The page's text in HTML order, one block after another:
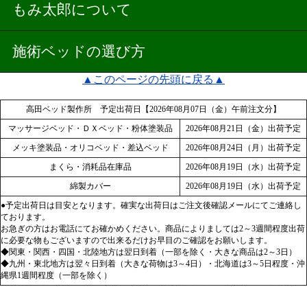
もみ太郎について
施術ベッドの選び方
▲このページの先頭に戻る▲
高田ベッド製作所 予定出荷日【2026年08月07日（金）午前注文分】
マッサージベッド・ＤＸベッド・粉体塗装品
2026年08月21日（金）出荷予定
メッキ塗装品・オリコベッド・差込ベッド
2026年08月24日（月）出荷予定
まくら・消耗品在庫品
2026年08月19日（水）出荷予定
綿製カバー
2026年08月19日（水）出荷予定
●予定出荷日は目安となります。確実な出荷日はご注文後確認メールにてご連絡し
ております。
お急ぎの方はお電話にてお確かめください。商品によりましては2～3週間程度出荷
に必要な物もございますので出来るだけお早目のご確認をお願いします。
◆関東・関西・四国・北陸地方は翌日到着（一部を除く・大きな商品は2～3日）
◆九州・東北地方は翌々日到着（大きな荷物は3～4日）・北海道は3～5日程度・沖
縄県1週間程度（一部を除く）